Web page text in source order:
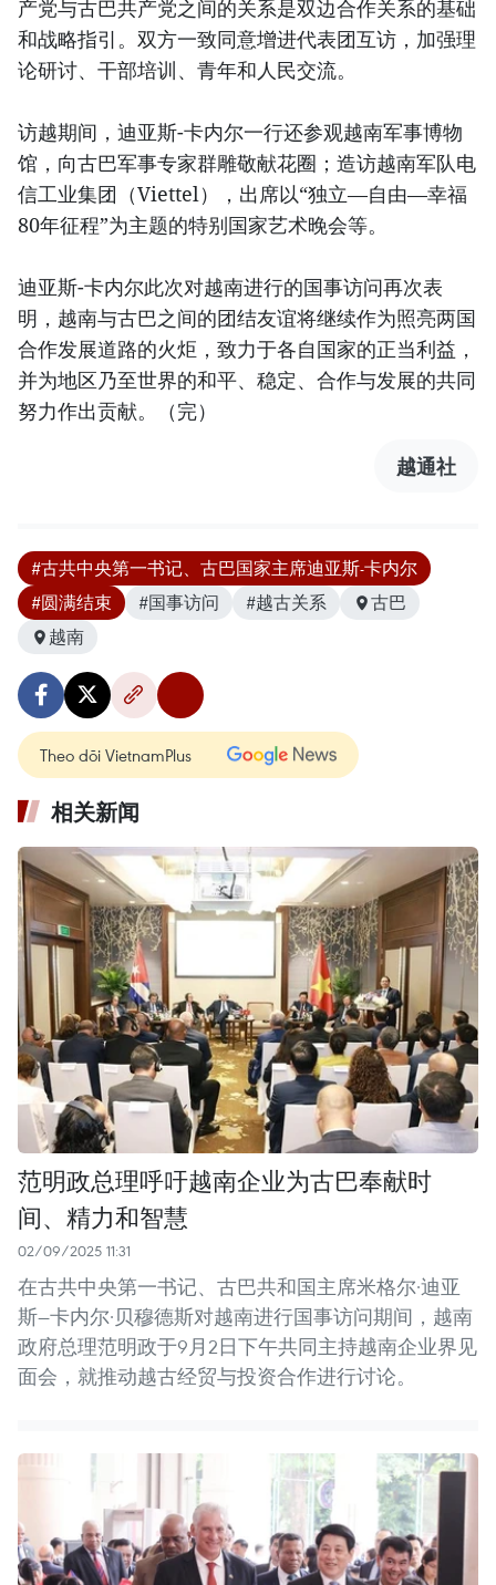
产党与古巴共产党之间的关系是双边合作关系的基础
和战略指引。双方一致同意增进代表团互访，加强理
论研讨、干部培训、青年和人民交流。
访越期间，迪亚斯-卡内尔一行还参观越南军事博物
馆，向古巴军事专家群雕敬献花圈；造访越南军队电
信工业集团（Viettel），出席以“独立—自由—幸福
80年征程”为主题的特别国家艺术晚会等。
迪亚斯-卡内尔此次对越南进行的国事访问再次表
明，越南与古巴之间的团结友谊将继续作为照亮两国
合作发展道路的火炬，致力于各自国家的正当利益，
并为地区乃至世界的和平、稳定、合作与发展的共同
努力作出贡献。（完）
越通社
#古共中央第一书记、古巴国家主席迪亚斯-卡内尔
#圆满结束
#国事访问 #越古关系
古巴
越南
Theo dõi VietnamPlus
相关新闻
范明政总理呼吁越南企业为古巴奉献时
间、精力和智慧
02/09/2025 11:31
在古共中央第一书记、古巴共和国主席米格尔·迪亚
斯—卡内尔·贝穆德斯对越南进行国事访问期间，越南
政府总理范明政于9月2日下午共同主持越南企业界见
面会，就推动越古经贸与投资合作进行讨论。